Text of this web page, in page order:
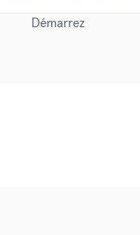
Démarrez